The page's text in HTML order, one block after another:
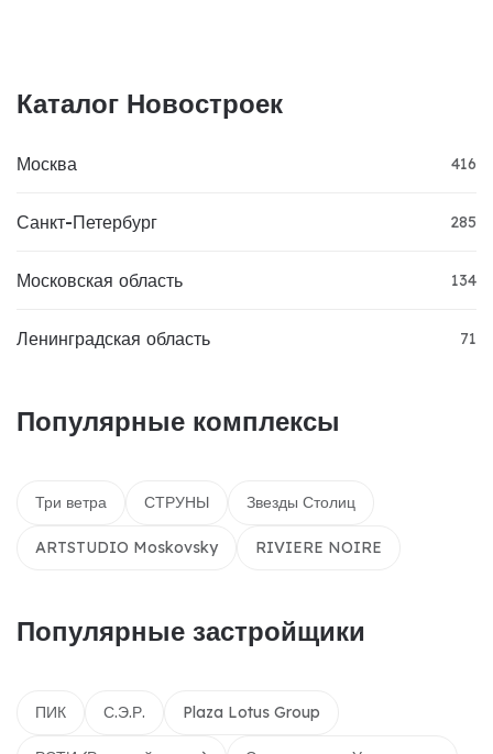
Каталог Новостроек
Москва 416
Санкт-Петербург 285
Московская область 134
Ленинградская область 71
Популярные комплексы
Три ветра СТРУНЫ Звезды Столиц
ARTSTUDIO Moskovsky RIVIERE NOIRE
Популярные застройщики
ПИК С.Э.Р. Plaza Lotus Group